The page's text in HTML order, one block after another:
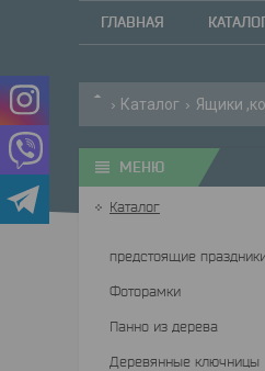
ГЛАВНАЯ
Каталог Ящики
Каталог
предстоящие
Фоторамки
Панно из дерева
Деревянные ключницы